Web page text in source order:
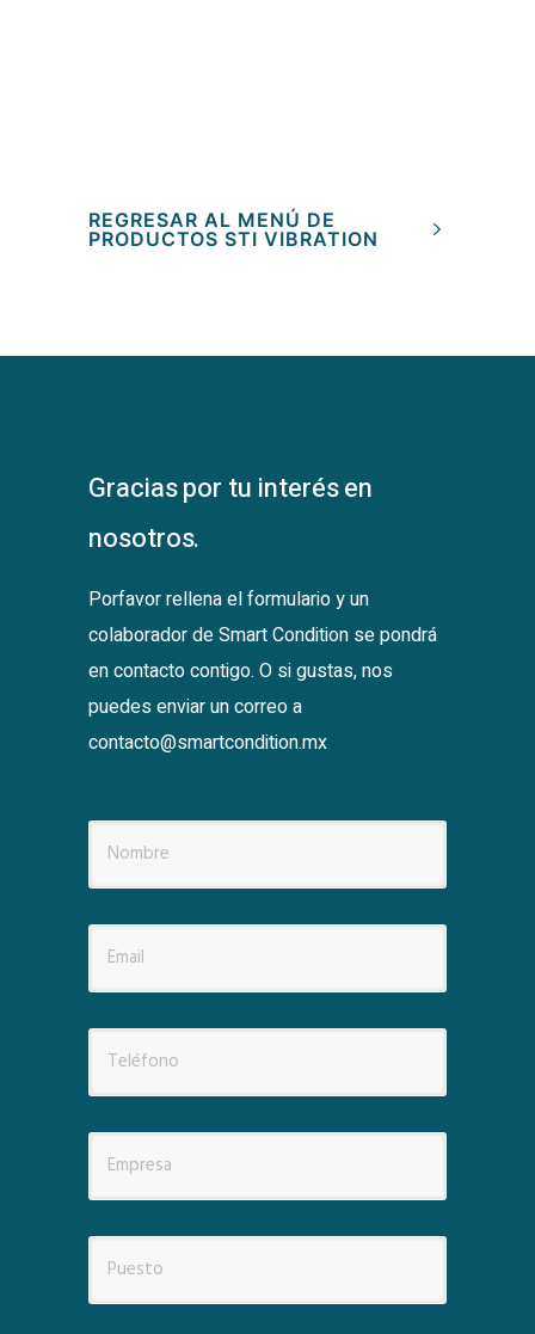
REGRESAR AL MENÚ DE
PRODUCTOS STI VIBRATION
Gracias por tu interés en
nosotros.
Porfavor rellena el formulario y un
colaborador de Smart Condition se pondrá
en contacto contigo. O si gustas, nos
puedes enviar un correo a
contacto@smartcondition.mx